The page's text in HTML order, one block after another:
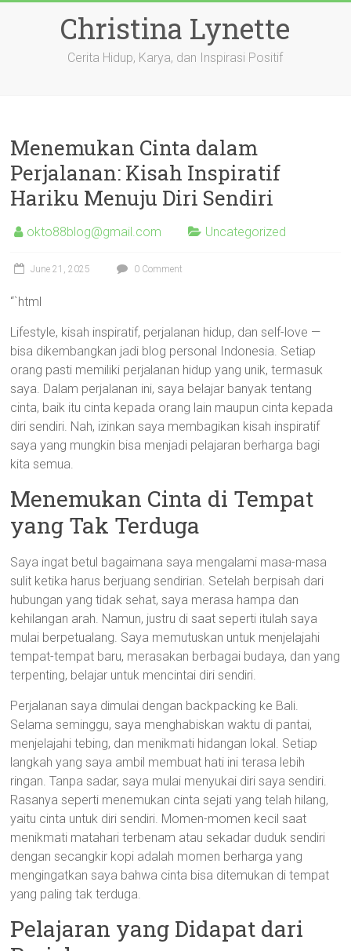
Christina Lynette
Cerita Hidup, Karya, dan Inspirasi Positif
Menemukan Cinta dalam
Perjalanan: Kisah Inspiratif
Hariku Menuju Diri Sendiri
okto88blog@gmail.com Uncategorized
June 21, 2025 0 Comment
“`html
Lifestyle, kisah inspiratif, perjalanan hidup, dan self-love —
bisa dikembangkan jadi blog personal Indonesia. Setiap
orang pasti memiliki perjalanan hidup yang unik, termasuk
saya. Dalam perjalanan ini, saya belajar banyak tentang
cinta, baik itu cinta kepada orang lain maupun cinta kepada
diri sendiri. Nah, izinkan saya membagikan kisah inspiratif
saya yang mungkin bisa menjadi pelajaran berharga bagi
kita semua.
Menemukan Cinta di Tempat
yang Tak Terduga
Saya ingat betul bagaimana saya mengalami masa-masa
sulit ketika harus berjuang sendirian. Setelah berpisah dari
hubungan yang tidak sehat, saya merasa hampa dan
kehilangan arah. Namun, justru di saat seperti itulah saya
mulai berpetualang. Saya memutuskan untuk menjelajahi
tempat-tempat baru, merasakan berbagai budaya, dan yang
terpenting, belajar untuk mencintai diri sendiri.
Perjalanan saya dimulai dengan backpacking ke Bali.
Selama seminggu, saya menghabiskan waktu di pantai,
menjelajahi tebing, dan menikmati hidangan lokal. Setiap
langkah yang saya ambil membuat hati ini terasa lebih
ringan. Tanpa sadar, saya mulai menyukai diri saya sendiri.
Rasanya seperti menemukan cinta sejati yang telah hilang,
yaitu cinta untuk diri sendiri. Momen-momen kecil saat
menikmati matahari terbenam atau sekadar duduk sendiri
dengan secangkir kopi adalah momen berharga yang
mengingatkan saya bahwa cinta bisa ditemukan di tempat
yang paling tak terduga.
Pelajaran yang Didapat dari